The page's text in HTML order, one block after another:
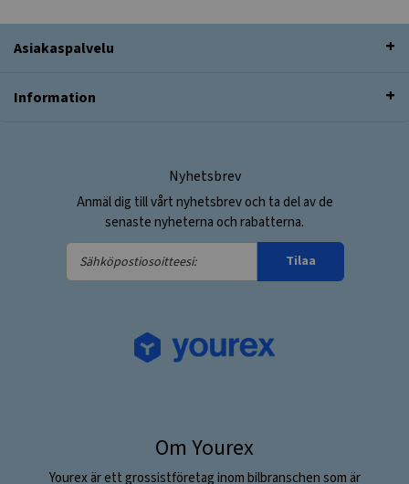
Asiakaspalvelu
Information
Nyhetsbrev
Anmäl dig till vårt nyhetsbrev och ta del av de
senaste nyheterna och rabatterna.
Sähköpostiosoitteesi:
Tilaa
Om Yourex
Yourex är ett grossistföretag inom bilbranschen som är